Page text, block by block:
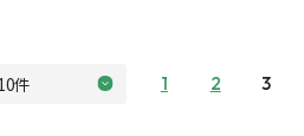
1 2 3